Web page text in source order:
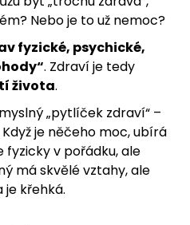
Nebo je to už nemoc?
fyzické, psychické,
. Zdraví je tedy
života.
„pytlíček zdraví“ –
je něčeho moc, ubírá
fyzicky v pořádku, ale
má skvělé vztahy, ale
křehká.